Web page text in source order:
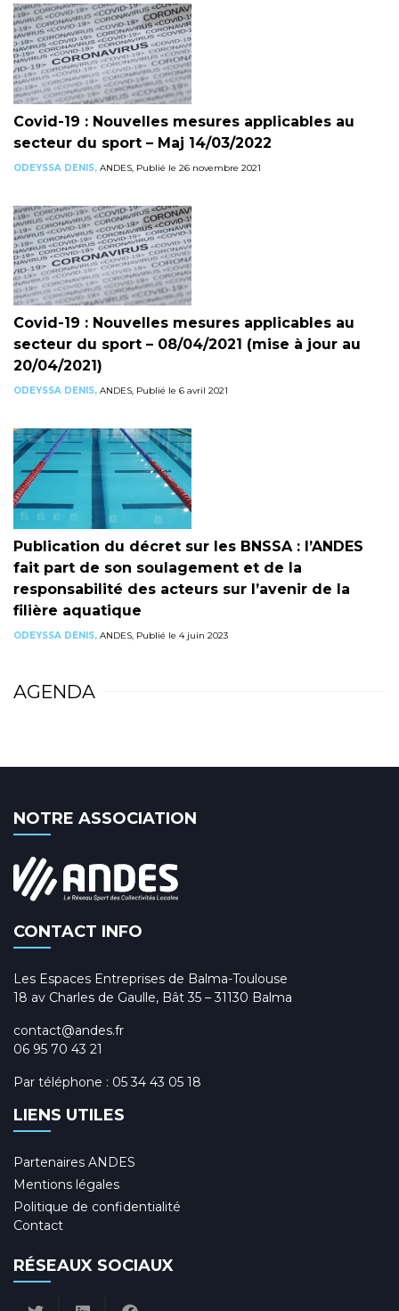
Covid-19 : Nouvelles mesures applicables au
secteur du sport – Maj 14/03/2022
ODEYSSA DENIS, ANDES, Publié le 26 novembre 2021
Covid-19 : Nouvelles mesures applicables au
secteur du sport – 08/04/2021 (mise à jour au
20/04/2021)
ODEYSSA DENIS, ANDES, Publié le 6 avril 2021
Publication du décret sur les BNSSA : l’ANDES
fait part de son soulagement et de la
responsabilité des acteurs sur l’avenir de la
filière aquatique
ODEYSSA DENIS, ANDES, Publié le 4 juin 2023
AGENDA
NOTRE ASSOCIATION
CONTACT INFO
Les Espaces Entreprises de Balma-Toulouse
18 av Charles de Gaulle, Bât 35 – 31130 Balma
contact@andes.fr
06 95 70 43 21
Par téléphone : 05 34 43 05 18
LIENS UTILES
Partenaires ANDES
Mentions légales
Politique de confidentialité
Contact
RÉSEAUX SOCIAUX